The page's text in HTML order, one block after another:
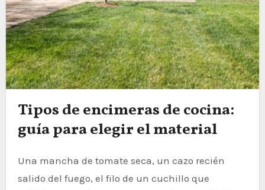
Tipos de encimeras de cocina:
guía para elegir el material
Una mancha de tomate seca, un cazo recién
salido del fuego, el filo de un cuchillo que